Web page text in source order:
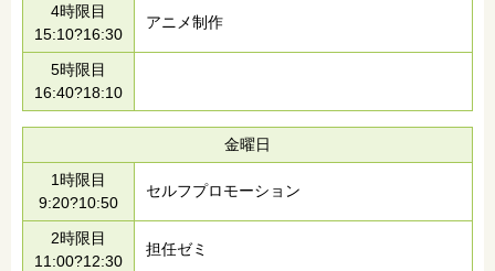
4時限目
15:10?16:30
アニメ制作
5時限目
16:40?18:10
金曜日
1時限目
9:20?10:50
セルフプロモーション
2時限目
11:00?12:30
担任ゼミ